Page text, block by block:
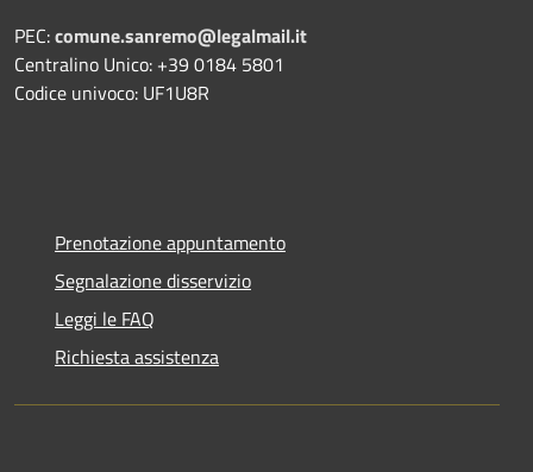
PEC:comune.sanremo@legalmail.it
Centralino Unico: +39 0184 5801
Codice univoco: UF1U8R
Prenotazione appuntamento
Segnalazione disservizio
Leggi le FAQ
Richiesta assistenza